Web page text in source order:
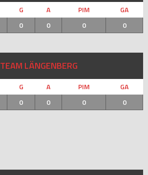
G A PIM
GA
0
0 0 0
TEAM LÄNGENBERG
G A PIM
GA
0
0 0 0